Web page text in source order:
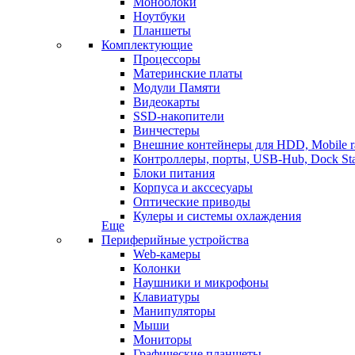
Ноутбуки
Планшеты
Комплектующие
Процессоры
Материнские платы
Модули Памяти
Видеокарты
SSD-накопители
Винчестеры
Внешние контейнеры для HDD, Mobile
Контроллеры, порты, USB-Hub, Dock
Блоки питания
Корпуса и акссесуары
Оптические приводы
Кулеры и системы охлаждения
Еще
Периферийные устройства
Web-камеры
Колонки
Наушники и микрофоны
Клавиатуры
Манипуляторы
Мыши
Мониторы